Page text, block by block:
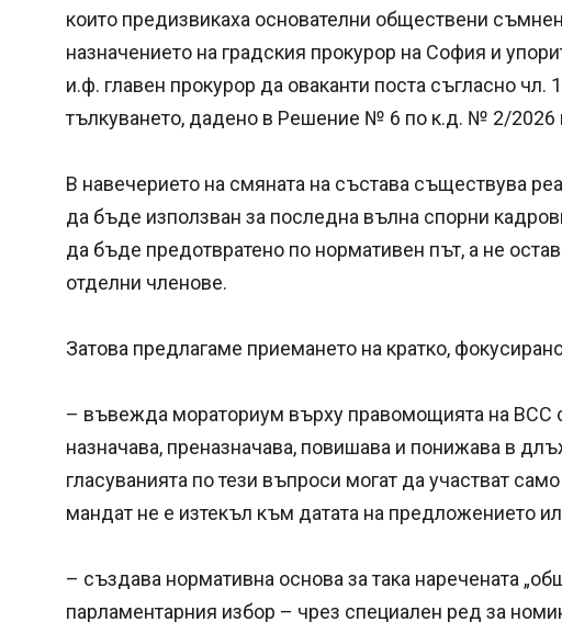
които предизвикаха основателни обществени
назначението на градския прокурор на София и
и.ф. главен прокурор да оваканти поста съгласно чл.
тълкуването, дадено в Решение № 6 по к.д. № 2/2026
В навечерието на смяната на състава съществува
да бъде използван за последна вълна спорни
да бъде предотвратено по нормативен път, а не
отделни членове.
Затова предлагаме приемането на кратко,
– въвежда мораториум върху правомощията на ВСС
назначава, преназначава, повишава и понижава в
гласуванията по тези въпроси могат да участват
мандат не е изтекъл към датата на предложението
– създава нормативна основа за така наречената
парламентарния избор – чрез специален ред за